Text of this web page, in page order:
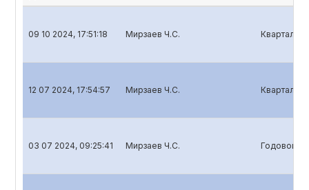
09 10 2024, 17:51:18 Мирзаев Ч.С.
12 07 2024, 17:54:57 Мирзаев Ч.С.
03 07 2024, 09:25:41 Мирзаев Ч.С. Годовой